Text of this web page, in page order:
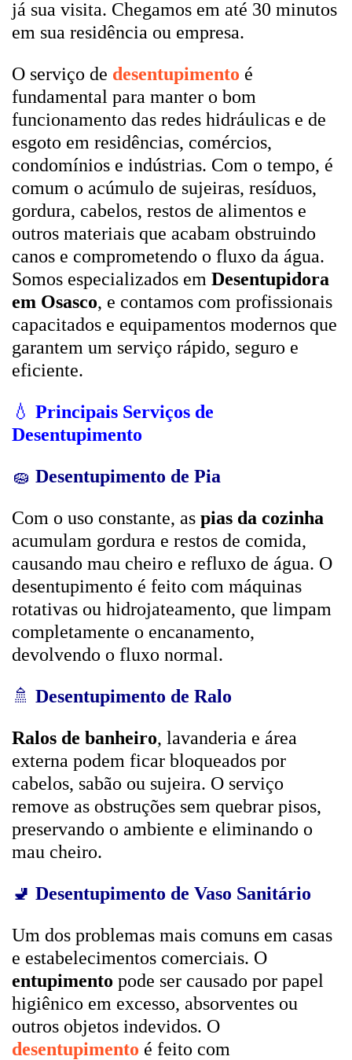
já sua visita. Chegamos em até 30 minutos
em sua residência ou empresa.
O serviço de desentupimento é
fundamental para manter o bom
funcionamento das redes hidráulicas e de
esgoto em residências, comércios,
condomínios e indústrias. Com o tempo, é
comum o acúmulo de sujeiras, resíduos,
gordura, cabelos, restos de alimentos e
outros materiais que acabam obstruindo
canos e comprometendo o fluxo da água.
Somos especializados em Desentupidora
em Osasco, e contamos com profissionais
capacitados e equipamentos modernos que
garantem um serviço rápido, seguro e
eficiente.
💧 Principais Serviços de
Desentupimento
🧽 Desentupimento de Pia
Com o uso constante, as pias da cozinha
acumulam gordura e restos de comida,
causando mau cheiro e refluxo de água. O
desentupimento é feito com máquinas
rotativas ou hidrojateamento, que limpam
completamente o encanamento,
devolvendo o fluxo normal.
🚿 Desentupimento de Ralo
Ralos de banheiro, lavanderia e área
externa podem ficar bloqueados por
cabelos, sabão ou sujeira. O serviço
remove as obstruções sem quebrar pisos,
preservando o ambiente e eliminando o
mau cheiro.
🚽 Desentupimento de Vaso Sanitário
Um dos problemas mais comuns em casas
e estabelecimentos comerciais. O
entupimento pode ser causado por papel
higiênico em excesso, absorventes ou
outros objetos indevidos. O
desentupimento é feito com